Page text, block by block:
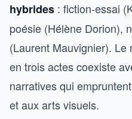
hybrides : fiction-essai
poésie (Hélène Dorion),
(Laurent Mauvignier).
en trois actes coexiste
narratives qui
et aux arts visuels.